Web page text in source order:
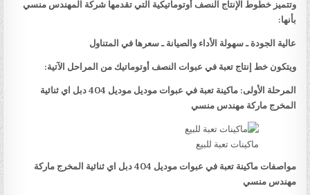
وتتميز خطوط الإنتاج النصف أوتوماتيكية التي تقدمها شركة المهندس منسي
بأنها:
عالية الجودة ـ سهولة الأداء والصيانة ـ سعرها في المتناول
ويتكون خط إنتاج تعبة في عبوات النصف أوتوماتيك من المراحل الآتية:
المرحلة الأولى: ماكينة تعبة في عبوات موديل موديل 404 دبل اي ثنائية
المخرج ماركة مهندس منسي
ماكينات تعبة للبيع
مواصفات ماكينة تعبة في عبوات موديل 404 دبل اي ثنائية المخرج ماركة
مهندس منسي